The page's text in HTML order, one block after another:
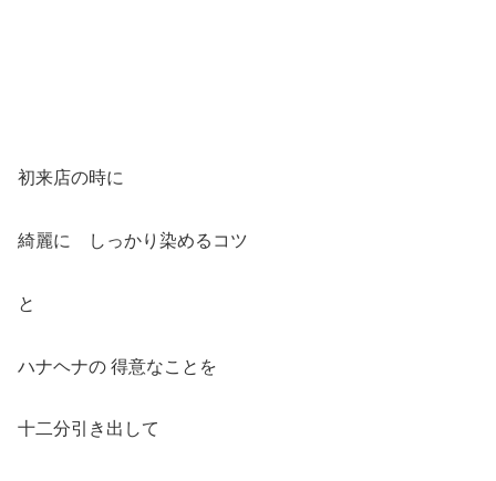
初来店の時に
綺麗に しっかり染めるコツ
と
ハナヘナの 得意なことを
十二分引き出して